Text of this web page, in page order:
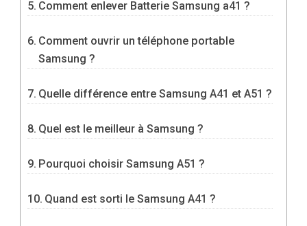
Comment enlever Batterie Samsung a41 ?
Comment ouvrir un téléphone portable
Samsung ?
Quelle différence entre Samsung A41 et A51 ?
Quel est le meilleur à Samsung ?
Pourquoi choisir Samsung A51 ?
Quand est sorti le Samsung A41 ?